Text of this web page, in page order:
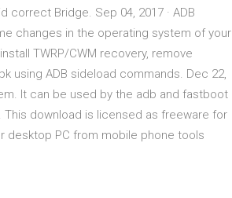
Bridge. Sep 04, 2017 · ADB
changes in the operating system of your
TWRP/CWM recovery, remove
using ADB sideload commands. Dec 22,
It can be used by the adb and fastboot
This download is licensed as freeware for
desktop PC from mobile phone tools